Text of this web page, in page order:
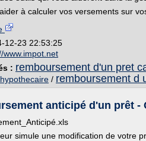
à calculer vos versements sur
12-23 22:53:25
www.impot.net
: remboursement d'un pret
/ remboursement d
anticipé d'un prêt -
simule une modification de votre